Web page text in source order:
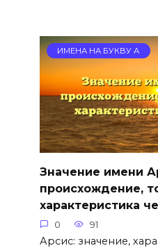
ИМЕНА НА БУКВУ А
Значение имени
происхождение,
характеристика
0 91
Арсис: значение,